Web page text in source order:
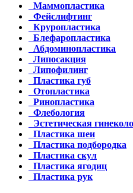
Маммопластика
Фейслифтинг
Круропластика
Блефаропластика
Абдоминопластика
Липосакция
Липофилинг
Пластика губ
Отопластика
Ринопластика
Флебология
Эстетическая
Пластика шеи
Пластика подбородка
Пластика скул
Пластика ягодиц
Пластика рук